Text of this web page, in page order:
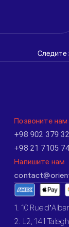
Следите
Позвоните нам
+98 902 379
+98 21 7105
Напишите нам
1. 10 Rue
2. L2, 141